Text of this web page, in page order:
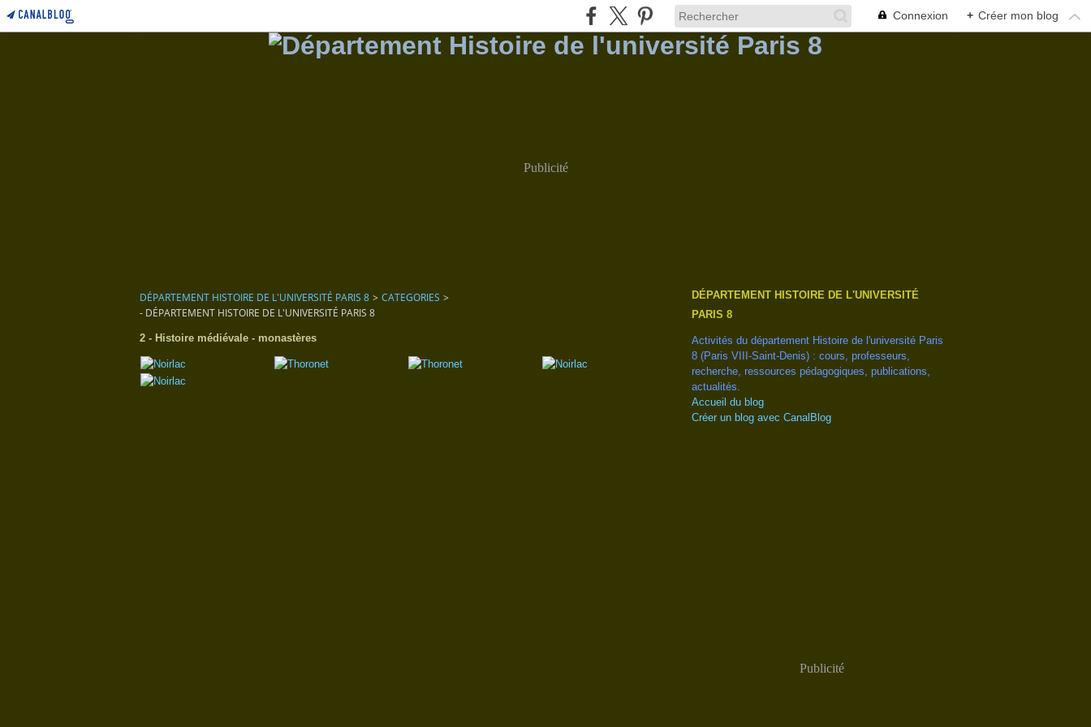
Connexion + Créer mon blog
Publicité
DÉPARTEMENT HISTOIRE DE L'UNIVERSITÉ PARIS 8 > CATEGORIES >
- DÉPARTEMENT HISTOIRE DE L'UNIVERSITÉ PARIS 8
2 - Histoire médiévale - monastères
DÉPARTEMENT HISTOIRE DE L'UNIVERSITÉ
PARIS 8
Activités du département Histoire de l'université Paris
8 (Paris VIII-Saint-Denis) : cours, professeurs,
recherche, ressources pédagogiques, publications,
actualités.
Accueil du blog
Créer un blog avec CanalBlog
Publicité